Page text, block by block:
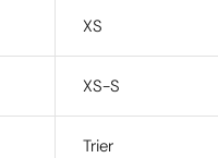
XS
XS-S
Trier